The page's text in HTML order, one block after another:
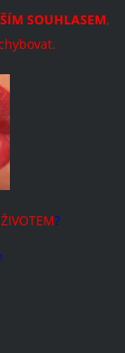
SOUHLASEM,
ŽIVOTEM?